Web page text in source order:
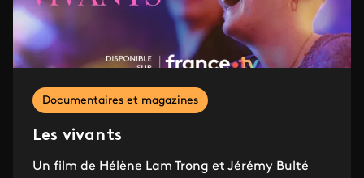
Documentaires et magazines
Les vivants
Un film de Hélène Lam Trong et Jérémy Bulté